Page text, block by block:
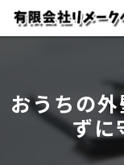
おうちの
ずに